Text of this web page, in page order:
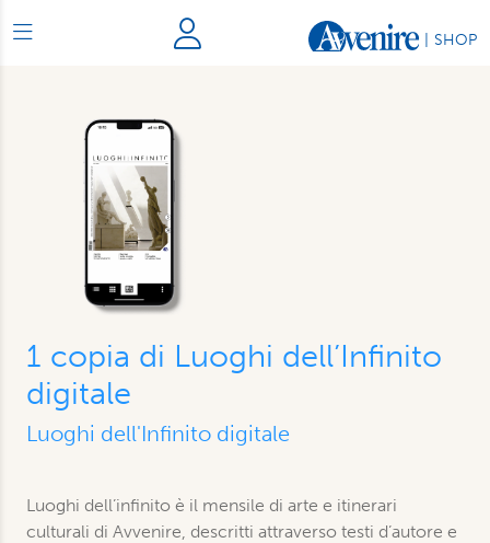
SHOP
1 copia di Luoghi dell’Infinito
digitale
Luoghi dell'Infinito digitale
Luoghi dell’infinito è il mensile di arte e itinerari
culturali di Avvenire, descritti attraverso testi d’autore e